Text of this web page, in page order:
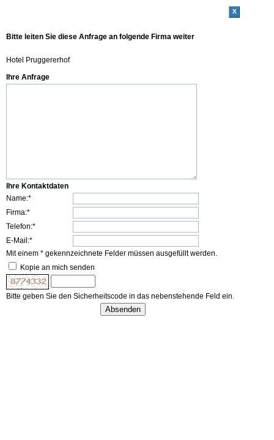
x
Bitte leiten Sie diese Anfrage an folgende Firma weiter
Hotel Pruggererhof
Ihre Anfrage
Ihre Kontaktdaten
Name:*
Firma:*
Telefon:*
E-Mail:*
Mit einem * gekennzeichnete Felder müssen ausgefüllt werden.
Kopie an mich senden
Bitte geben Sie den Sicherheitscode in das nebenstehende Feld ein.